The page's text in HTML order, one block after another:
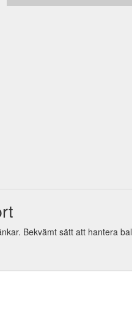
Bekvämt sätt att hantera